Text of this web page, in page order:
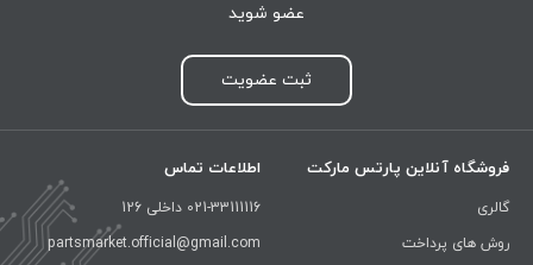
عضو شوید
ثبت عضویت
فروشگاه آنلاین پارتس مارکت
گالری
روش های پرداخت
اطلاعات تماس
021-33111116 داخلی 126
partsmarket.official@gmail.com